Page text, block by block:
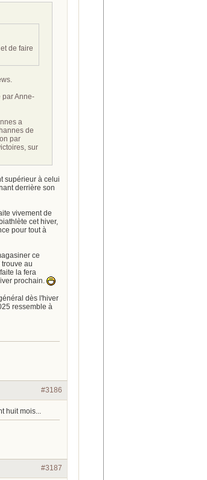
de faire
par Anne-
a
de
par
sur
supérieur à celui
derrière son
vivement de
cet hiver,
pour tout à
ce
au
la fera
prochain.
dès l'hiver
ressemble à
#3186
mois...
#3187